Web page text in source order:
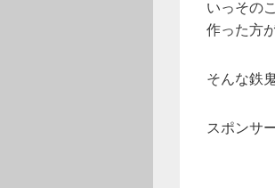
いっその
作った方
そんな鉄
スポンサ